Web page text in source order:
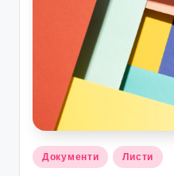
Опубліковано
Документи Листи